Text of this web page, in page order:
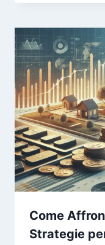
Come
Strategie